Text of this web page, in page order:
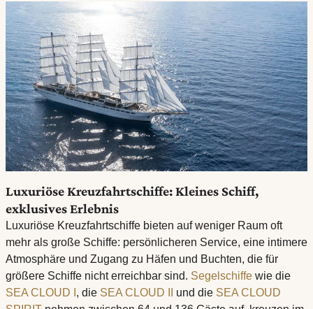
Luxuriöse Kreuzfahrtschiffe: Kleines Schiff,
exklusives Erlebnis
Luxuriöse Kreuzfahrtschiffe bieten auf weniger Raum oft
mehr als große Schiffe: persönlicheren Service, eine intimere
Atmosphäre und Zugang zu Häfen und Buchten, die für
größere Schiffe nicht erreichbar sind. Segelschiffe wie die
SEA CLOUD I , die SEA CLOUD II und die SEA CLOUD